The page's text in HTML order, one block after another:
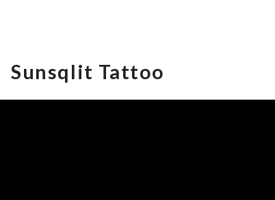
Sunsqlit Tattoo